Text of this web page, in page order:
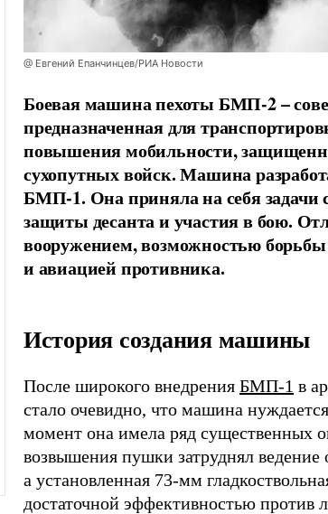
@ Евгений Епанчинцев/РИА Новости
Боевая машина пехоты БМП-2 –
предназначенная для
повышения мобильности,
сухопутных войск. Машина
БМП-1. Она приняла на себя задачи
защиты десанта и участия в бою.
вооружением, возможностью
и авиацией противника.
История создания машины
После широкого внедрения БМП-1 в
стало очевидно, что машина
момент она имела ряд существенных
возвышения пушки затруднял
а установленная 73-мм
достаточной эффективностью против